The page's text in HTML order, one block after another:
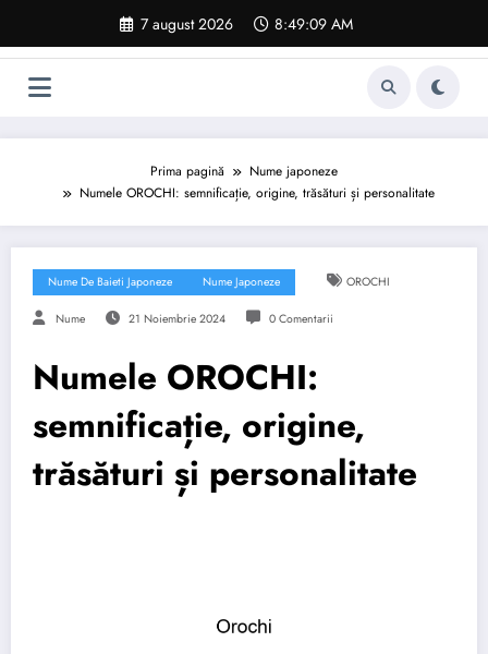
conținut
7 august 2026 8:49:10 AM
Prima pagină
Nume japoneze
Numele OROCHI: semnificație, origine, trăsături și personalitate
Nume De Baieti Japoneze Nume Japoneze OROCHI
Nume 21 Noiembrie 2024 0 Comentarii
Numele OROCHI:
semnificație, origine,
trăsături și personalitate